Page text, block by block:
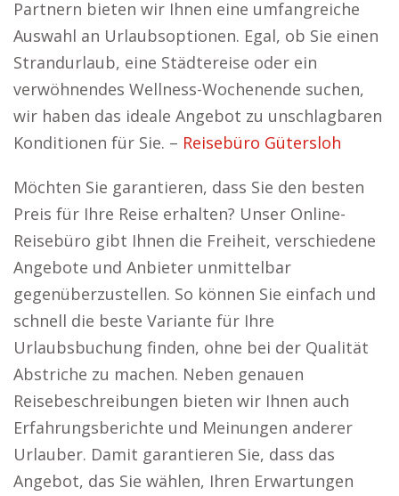
Partnern bieten wir Ihnen eine umfangreiche
Auswahl an Urlaubsoptionen. Egal, ob Sie einen
Strandurlaub, eine Städtereise oder ein
verwöhnendes Wellness-Wochenende suchen,
wir haben das ideale Angebot zu unschlagbaren
Konditionen für Sie. – Reisebüro Gütersloh
Möchten Sie garantieren, dass Sie den besten
Preis für Ihre Reise erhalten? Unser Online-
Reisebüro gibt Ihnen die Freiheit, verschiedene
Angebote und Anbieter unmittelbar
gegenüberzustellen. So können Sie einfach und
schnell die beste Variante für Ihre
Urlaubsbuchung finden, ohne bei der Qualität
Abstriche zu machen. Neben genauen
Reisebeschreibungen bieten wir Ihnen auch
Erfahrungsberichte und Meinungen anderer
Urlauber. Damit garantieren Sie, dass das
Angebot, das Sie wählen, Ihren Erwartungen